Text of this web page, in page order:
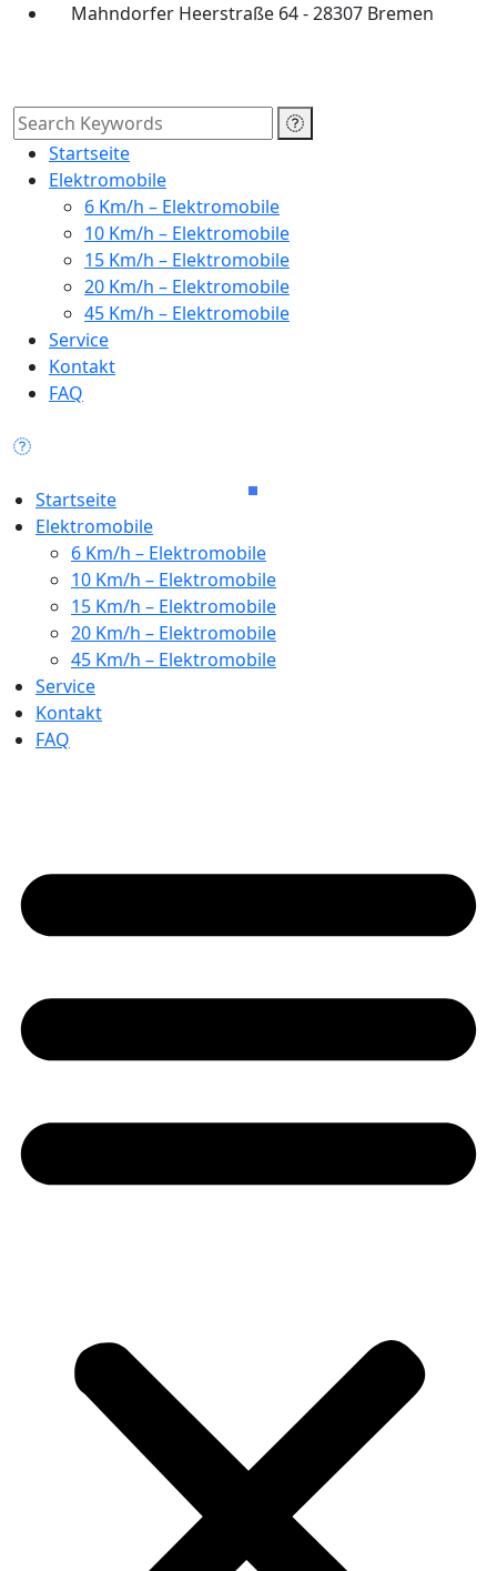
Mahndorfer Heerstraße 64 - 28307 Bremen
Startseite
Elektromobile
6 Km/h – Elektromobile
10 Km/h – Elektromobile
15 Km/h – Elektromobile
20 Km/h – Elektromobile
45 Km/h – Elektromobile
Service
Kontakt
FAQ
Startseite
Elektromobile
6 Km/h – Elektromobile
10 Km/h – Elektromobile
15 Km/h – Elektromobile
20 Km/h – Elektromobile
45 Km/h – Elektromobile
Service
Kontakt
FAQ